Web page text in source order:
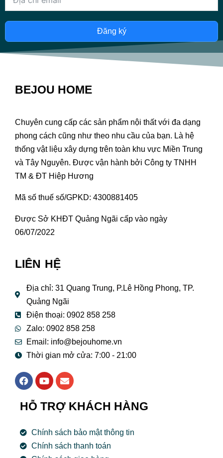
Đăng ký
BEJOU HOME
Chuyên cung cấp các sản phẩm nội thất với đa dạng
phong cách cũng như theo nhu cầu của bạn. Là hệ
thống vật liệu xây dựng trên toàn khu vực Miền Trung
và Tây Nguyên. Được vận hành bởi Công ty TNHH
TM & ĐT Hiệp Hương
Mã số thuế số/GPKD: 4300881405
Được Sở KHĐT Quảng Ngãi cấp vào ngày
06/07/2022
LIÊN HỆ
Địa chỉ: 31 Quang Trung, P.Lê Hồng Phong, TP.
Quảng Ngãi
Điện thoại: 0902 858 258
Zalo: 0902 858 258
Email: info@bejouhome.vn
Thời gian mở cửa: 7:00 - 21:00
F
a
e
b
o
k
Y
o
t
u
e
E
n
e
p
HỖ TRỢ KHÁCH HÀNG
Chính sách bảo mật thông tin
Chính sách thanh toán